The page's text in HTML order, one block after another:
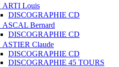
ARTI Louis
DISCOGRAPHIE CD
ASCAL Bernard
DISCOGRAPHIE CD
ASTIER Claude
DISCOGRAPHIE CD
DISCOGRAPHIE 45 TOURS